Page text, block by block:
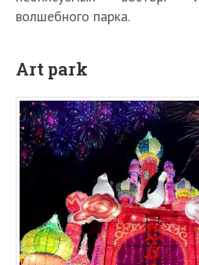
волшебного парка.
Art park